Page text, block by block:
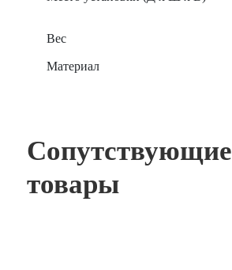
Вес
Материал
Сопутствующие
товары